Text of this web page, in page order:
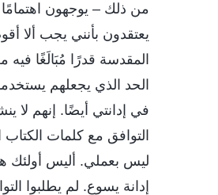
من ذلك – يوجهون
يعتقدون بأنني يجب ألا
المقدسة قدرًا مُبَالَغًا
الحد الذي يجعلهم
في إدانتي أيضًا. إنهم
التوافق مع كلمات
ليس بعملي. أليس أولئك
إدانة يسوع. لم يطلبوا